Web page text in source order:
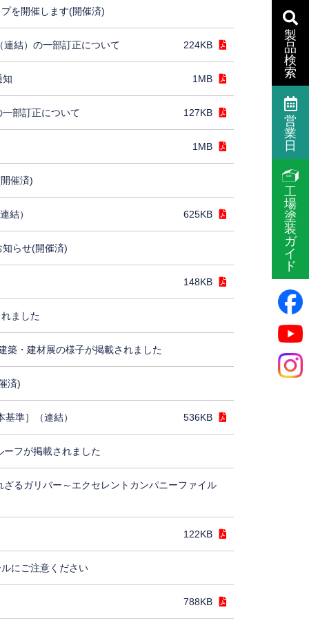
を開催します(開催済)
結）の一部訂正について 224KB
知 1MB
部訂正について 127KB
1MB
催済)
結） 625KB
らせ(開催済)
148KB
ました
築・建材展の様子が掲載されました
済)
準］（連結） 536KB
フが掲載されました
るガリバー～エクセレントカンパニーファイル
122KB
にご注意ください
788KB
製
品
検
索
営
業
日
工
場
塗
装
ガ
イ
ド